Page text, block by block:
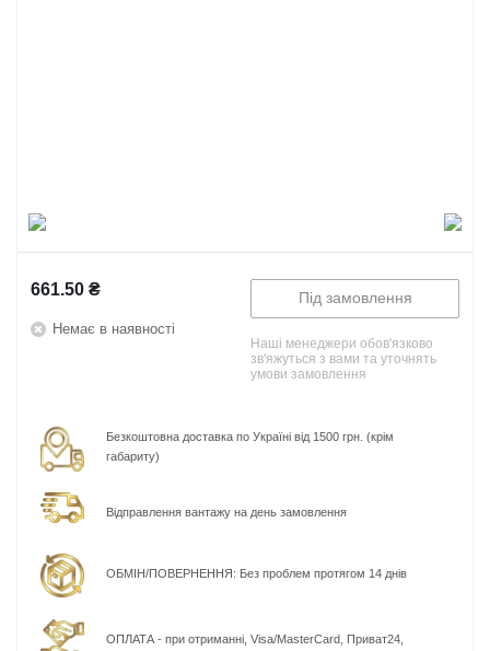
661.50 ₴
Немає в наявності
Під замовлення
Наші менеджери обов'язково
зв'яжуться з вами та уточнять
умови замовлення
Безкоштовна доставка по Україні від 1500 грн. (крім
габариту)
Відправлення вантажу на день замовлення
ОБМІН/ПОВЕРНЕННЯ: Без проблем протягом 14 днів
ОПЛАТА - при отриманні, Visa/MasterCard, Приват24,